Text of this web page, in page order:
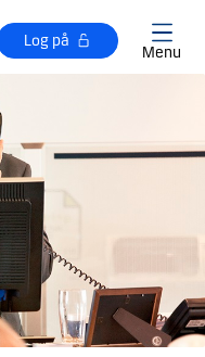
Log på
Menu